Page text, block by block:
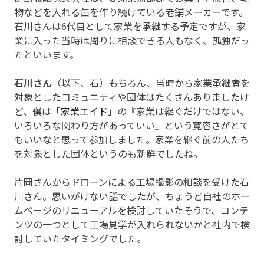
物などを入れる缶を作り続けている老舗メーカーです。
石川さんは6代目として家業を承継する予定ですが、家
業に入った当時は周りに相談できる人もなく、孤独だっ
たといいます。
石川さん （以下、石）――もちろん、当時から家業承継者を
対象としたコミュニティや団体はたくさんありましたけ
ど、僕は「家業エイド 」の『家業は継ぐだけではない、
いろいろな関わり方があっていい』という寛容さがとて
もいいなと思って参加しました。家業を継ぐ前の人たち
を対象とした団体というのも新鮮でしたね。
片岡さんからドローンによる工場撮影の相談を受けた石
川さん。思いがけない話でしたが、ちょうど自社のホー
ムページのリニューアルを検討していたそうで、コンテ
ンツの一つとして工場見学が入れられないかと社内で検
討していたタイミングでした。